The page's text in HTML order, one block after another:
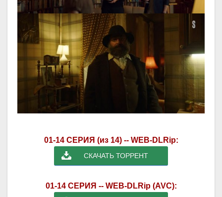
01-14 СЕРИЯ (из 14) -- WEB-DLRip:
СКАЧАТЬ ТОРРЕНТ
01-14 СЕРИЯ -- WEB-DLRip (AVC):